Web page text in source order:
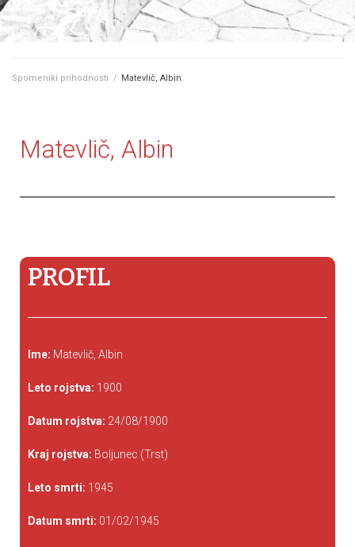
Spomeniki prihodnosti / Matevlič, Albin
Matevlič, Albin
PROFIL
Ime: Matevlič, Albin
Leto rojstva: 1900
Datum rojstva: 24/08/1900
Kraj rojstva: Boljunec (Trst)
Leto smrti: 1945
Datum smrti: 01/02/1945